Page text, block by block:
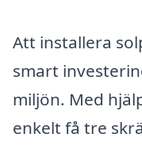
Att installera
smart
miljön. Med
enkelt få tre